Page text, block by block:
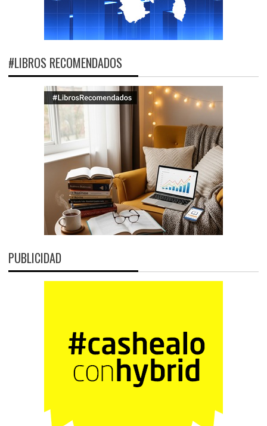
#LIBROS RECOMENDADOS
PUBLICIDAD